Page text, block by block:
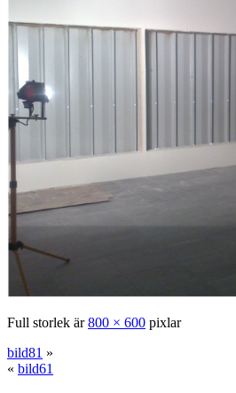
Full storlek är800 × 600 pixlar
bild81 »
« bild61